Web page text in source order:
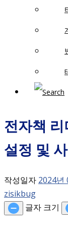
전자책
설정 및
작성일자 2024년
zisikbug
글자 크기